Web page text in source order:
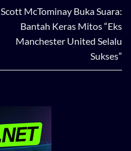
Scott McTominay Buka Suara:
Bantah Keras Mitos “Eks
Manchester United Selalu
Sukses”